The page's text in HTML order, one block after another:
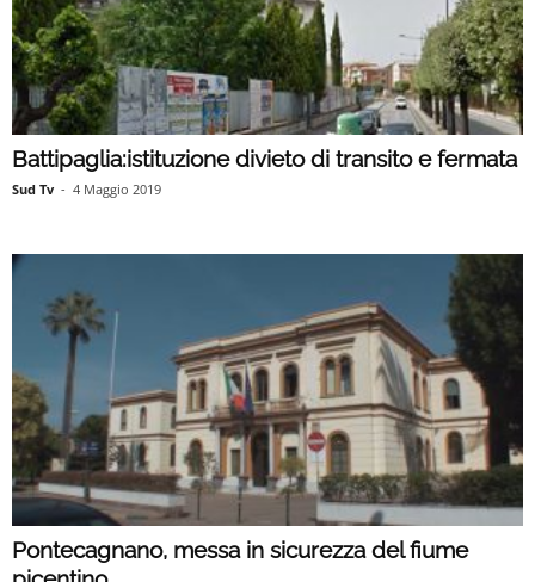
Battipaglia:istituzione divieto di transito e fermata
Sud Tv - 4 Maggio 2019
Pontecagnano, messa in sicurezza del fiume